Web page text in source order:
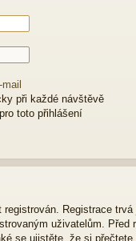
při každé návštěvě
toto přihlášení
Registrace
uživatelům.
se ujistěte, že si